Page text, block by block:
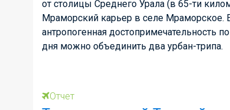
от столицы Среднего Урала (в 65-ти
Мраморский карьер в селе Мраморское.
антропогенная достопримечательность
дня можно объединить два урбан-трипа.
Отчет